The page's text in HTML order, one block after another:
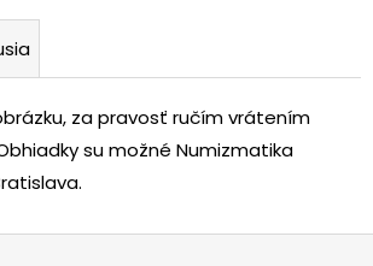
za pravosť ručím vrátením
su možné Numizmatika